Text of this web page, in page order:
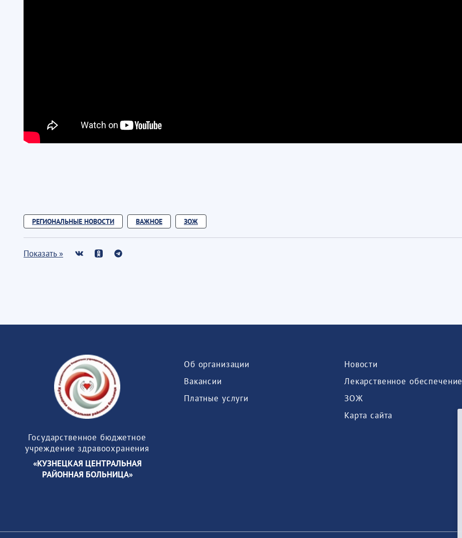
РЕГИОНАЛЬНЫЕ НОВОСТИ ВАЖНОЕ ЗОЖ
Показать »
Государственное бюджетное
учреждение здравоохранения
«КУЗНЕЦКАЯ ЦЕНТРАЛЬНАЯ
РАЙОННАЯ БОЛЬНИЦА»
Об организации
Вакансии
Платные услуги
Новости
Лекарственное обеспечение
ЗОЖ
Карта сайта